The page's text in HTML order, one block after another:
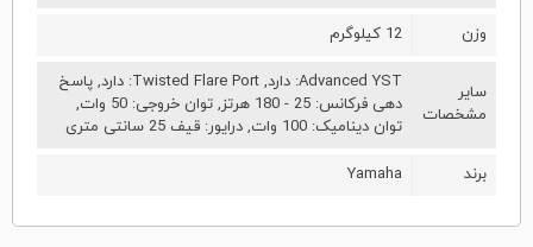
وزن 12 کیلوگرم
سایر
مشخصات
Advanced YST: دارد, Twisted Flare Port: دارد, پاسخ
دهی فرکانس: 25 - 180 هرتز, توان خروجی: 50 وات,
توان دینامیک: 100 وات, درایور: قیف 25 سانتی متری
برند Yamaha